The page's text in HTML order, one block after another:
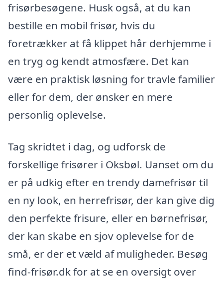
frisørbesøgene. Husk også, at du kan
bestille en mobil frisør, hvis du
foretrækker at få klippet hår derhjemme i
en tryg og kendt atmosfære. Det kan
være en praktisk løsning for travle familier
eller for dem, der ønsker en mere
personlig oplevelse.
Tag skridtet i dag, og udforsk de
forskellige frisører i Oksbøl. Uanset om du
er på udkig efter en trendy damefrisør til
en ny look, en herrefrisør, der kan give dig
den perfekte frisure, eller en børnefrisør,
der kan skabe en sjov oplevelse for de
små, er der et væld af muligheder. Besøg
find-frisør.dk for at se en oversigt over